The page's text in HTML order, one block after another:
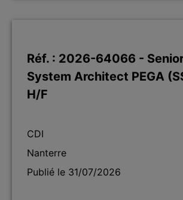
Réf. : 2026-64066 -
System Architect PEGA
H/F
CDI
Nanterre
Publié le 31/07/2026